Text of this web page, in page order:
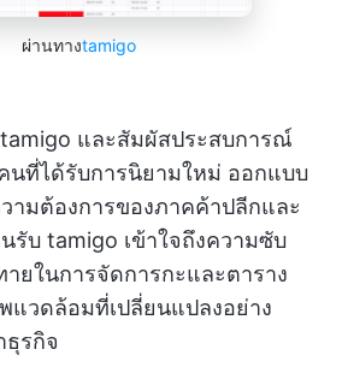
ผ่านทางtamigo
tamigo และสัมผัสประสบการณ์
นที่ได้รับการนิยามใหม่ ออกแบบ
ามต้องการของภาคค้าปลีกและ
รับ tamigo เข้าใจถึงความซับ
ยในการจัดการกะและตาราง
แวดล้อมที่เปลี่ยนแปลงอย่าง
ธุรกิจ